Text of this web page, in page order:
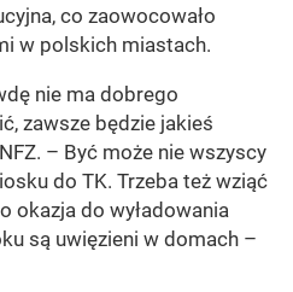
co zaowocowało
w polskich miastach.
nie ma dobrego
zawsze będzie jakieś
– Być może nie wszyscy
do TK. Trzeba też wziąć
okazja do wyładowania
są uwięzieni w domach –